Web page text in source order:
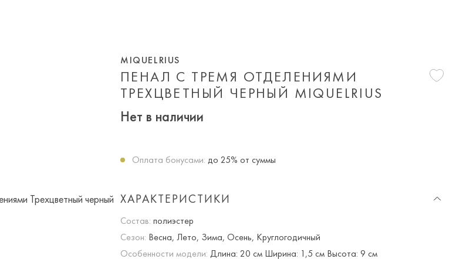
ПЕНАЛ С ТРЕМЯ ОТДЕЛЕНИЯМИ
ТРЕХЦВЕТНЫЙ ЧЕРНЫЙ MIQUELRIUS
MIQUELRIUS
Нет в наличии
Оплата бонусами: до 25% от суммы
ХАРАКТЕРИСТИКИ
Состав: полиэстер
Сезон: Весна, Лето, Зима, Осень, Круглогодичный
Особенности модели: Длина: 20 см Ширина: 1,5 см Высота: 9 см